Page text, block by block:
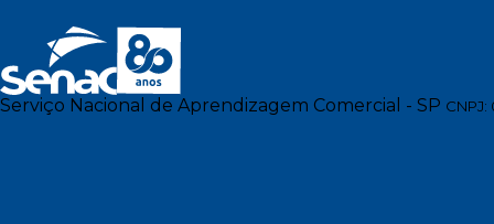
Serviço Nacional de Aprendizagem Comercial - SP